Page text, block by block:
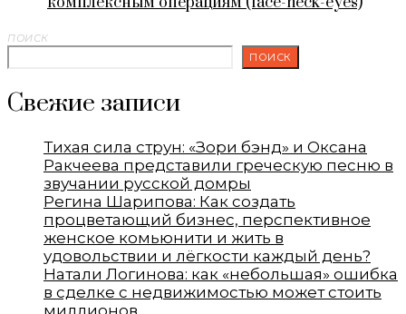
ПОИСК
ПОИСК
Свежие записи
Тихая сила струн: «Зори бэнд» и Оксана
Ракчеева представили греческую песню в
звучании русской домры
Регина Шарипова: Как создать
процветающий бизнес, перспективное
женское комьюнити и жить в
удовольствии и лёгкости каждый день?
Натали Логинова: как «небольшая» ошибка
в сделке с недвижимостью может стоить
миллионов